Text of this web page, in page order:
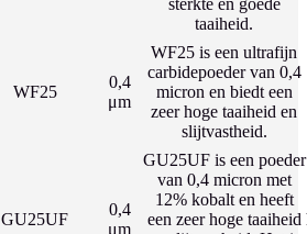
sterkte en goede
taaiheid.
WF25
0,4
μm
WF25 is een ultrafijn
carbidepoeder van 0,4
micron en biedt een
zeer hoge taaiheid en
slijtvastheid.
GU25UF
0,4
μm
GU25UF is een poeder
van 0,4 micron met
12% kobalt en heeft
een zeer hoge taaiheid